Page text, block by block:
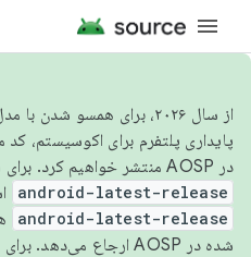
از سال ۲۰۲۶، برای همسو
پایداری پلتفرم برای اکوسیستم،
در AOSP منتشر خواهیم کرد. برای ساخت و مشارکت در AOSP،
android-latest-release
android-latest-release
شده در AOSP ارجاع می‌دهد. برای اطلاعات بیشتر، به